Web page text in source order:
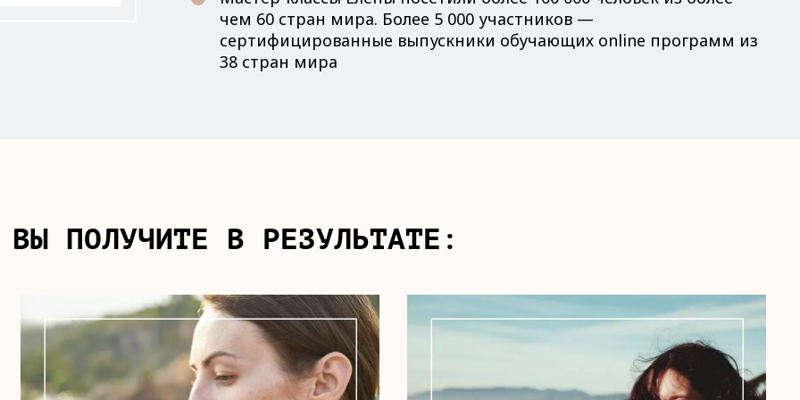
чем 60 стран мира. Более 5 000 участников —
сертифицированные выпускники обучающих online программ из
38 стран мира
ВЫ ПОЛУЧИТЕ В РЕЗУЛЬТАТЕ: